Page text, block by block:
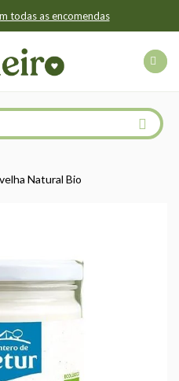
todas as encomendas
Natural Bio